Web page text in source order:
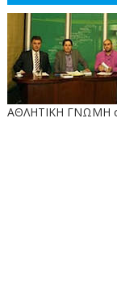
ΑΘΛΗΤΙΚΗ ΓΝΩΜΗ